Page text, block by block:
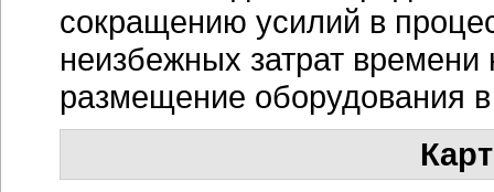
сокращению усилий в
неизбежных затрат
размещение оборудования